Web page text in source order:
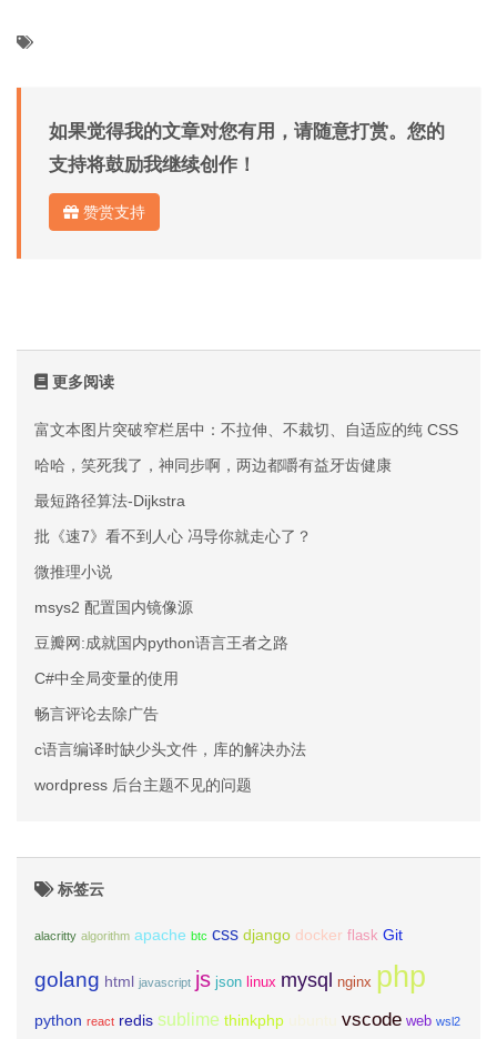
如果觉得我的文章对您有用，请随意打赏。您的
支持将鼓励我继续创作！
赞赏支持
更多阅读
富文本图片突破窄栏居中：不拉伸、不裁切、自适应的纯 CSS 方案
哈哈，笑死我了，神同步啊，两边都嚼有益牙齿健康
最短路径算法-Dijkstra
批《速7》看不到人心 冯导你就走心了？
微推理小说
msys2 配置国内镜像源
豆瓣网:成就国内python语言王者之路
C#中全局变量的使用
畅言评论去除广告
c语言编译时缺少头文件，库的解决办法
wordpress 后台主题不见的问题
标签云
alacritty algorithm apache btc css django docker flask Git
golang html javascript js json linux mysql nginx php
python react redis sublime thinkphp vscode web wsl2